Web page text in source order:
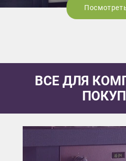
ВСЕ ДЛЯ